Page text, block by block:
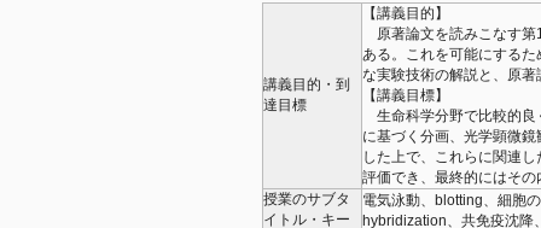
講義目的・到
達目標
【講義目的】
原著論文を読みこなす第
ある。これを可能にする
な実験技術の解説と、原
【講義目標】
生命科学分野で比較的良
に基づく分画、光学顕微
した上で、これらに関連
評価でき、最終的にはそ
授業のサブタ
イトル・キー
電気泳動、blotting、細胞
hybridization、共免疫沈